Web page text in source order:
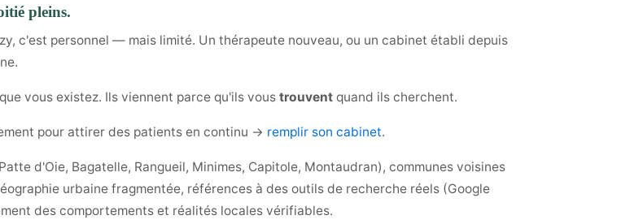
pleins.
c'est personnel — mais limité. Un thérapeute nouveau, ou un cabinet établi depuis
vous existez. Ils viennent parce qu'ils vous trouvent quand ils cherchent.
pour attirer des patients en continu → remplir son cabinet.
d'Oie, Bagatelle, Rangueil, Minimes, Capitole, Montaudran), communes voisines
urbaine fragmentée, références à des outils de recherche réels (Google
des comportements et réalités locales vérifiables.